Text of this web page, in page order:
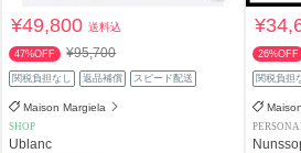
¥49,800送料込
47%OFF ¥95,700
関税負担なし 返品補償 スピード配送
Maison Margiela
SHOP
Ublanc
26%OFF
関税負担